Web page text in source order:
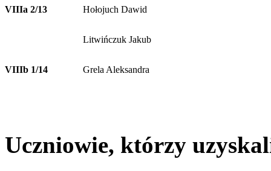
VIIIa 2/13 Hołojuch Dawid
Litwińczuk Jakub
VIIIb 1/14 Grela Aleksandra
Uczniowie, którzy